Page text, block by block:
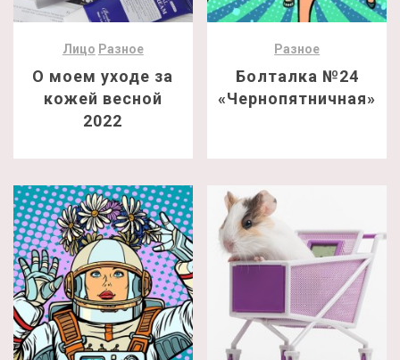
Лицо Разное
О моем уходе за
кожей весной
2022
Разное
Болталка №24
«Чернопятничная»